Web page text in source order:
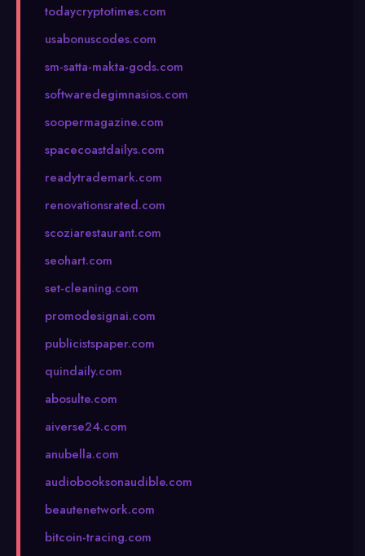
todaycryptotimes.com
usabonuscodes.com
sm-satta-makta-gods.com
softwaredegimnasios.com
soopermagazine.com
spacecoastdailys.com
readytrademark.com
renovationsrated.com
scoziarestaurant.com
seohart.com
set-cleaning.com
promodesignai.com
publicistspaper.com
quindaily.com
abosulte.com
aiverse24.com
anubella.com
audiobooksonaudible.com
beautenetwork.com
bitcoin-tracing.com